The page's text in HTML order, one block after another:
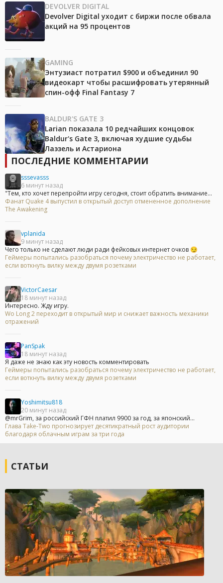
DEVOLVER DIGITAL
Devolver Digital уходит с биржи после обвала
акций на 95 процентов
GAMING
Энтузиаст потратил $900 и объединил 90
видеокарт чтобы расшифровать утерянный
спин-офф Final Fantasy 7
BALDUR'S GATE 3
Larian показала 10 редчайших концовок
Baldur's Gate 3, включая худшие судьбы
Лаэзель и Астариона
ПОСЛЕДНИЕ КОММЕНТАРИИ
sssevasss
6 минут назад
"Тем, кто хочет перепройти игру сегодня, стоит обратить внимание...
Фанат Quake 4 выпустил в открытый доступ отмененное дополнение
The Awakening
vplanida
9 минут назад
Чего только не сделают люди ради фейковых интернет очков 😏
Геймеры попытались разобраться почему электричество не работает,
если воткнуть вилку между двумя розетками
VictorCaesar
18 минут назад
Интересно. Жду игру.
Wo Long 2 переходит в открытый мир и снижает важность механики
отражений
PanSpak
18 минут назад
Я даже не знаю как эту новость комментировать
Геймеры попытались разобраться почему электричество не работает,
если воткнуть вилку между двумя розетками
Yoshimitsu818
20 минут назад
@mrGrim, за российский ГФН платил 9900 за год, за японский...
Глава Take-Two прогнозирует десятикратный рост аудитории
благодаря облачным играм за три года
СТАТЬИ